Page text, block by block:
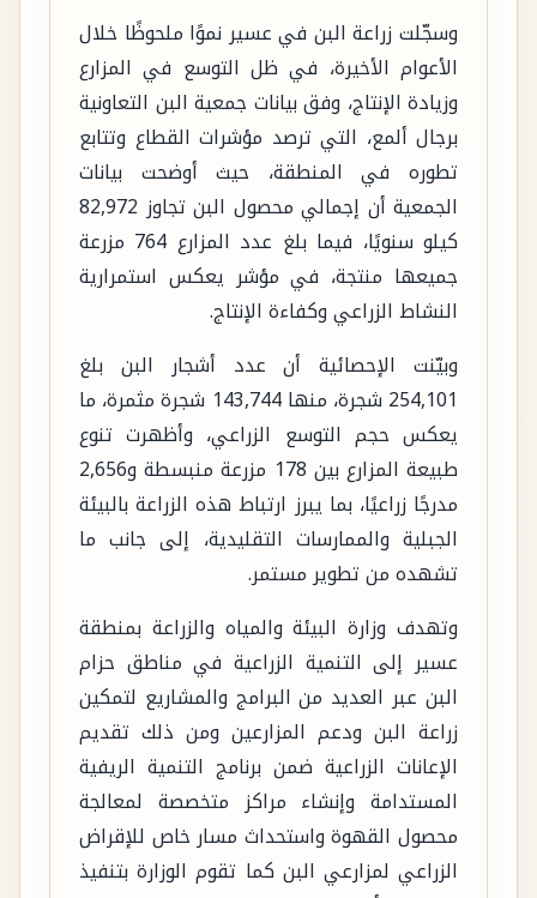
وسجّلت زراعة البن في عسير نموًا ملحوظًا خلال
الأعوام الأخيرة، في ظل التوسع في المزارع
وزيادة الإنتاج، وفق بيانات جمعية البن التعاونية
برجال ألمع، التي ترصد مؤشرات القطاع وتتابع
تطوره في المنطقة، حيث أوضحت بيانات
الجمعية أن إجمالي محصول البن تجاوز 82,972
كيلو سنويًا، فيما بلغ عدد المزارع 764 مزرعة
جميعها منتجة، في مؤشر يعكس استمرارية
النشاط الزراعي وكفاءة الإنتاج.
وبيّنت الإحصائية أن عدد أشجار البن بلغ
254,101 شجرة، منها 143,744 شجرة مثمرة، ما
يعكس حجم التوسع الزراعي، وأظهرت تنوع
طبيعة المزارع بين 178 مزرعة منبسطة و2,656
مدرجًا زراعيًا، بما يبرز ارتباط هذه الزراعة بالبيئة
الجبلية والممارسات التقليدية، إلى جانب ما
تشهده من تطوير مستمر.
وتهدف وزارة البيئة والمياه والزراعة بمنطقة
عسير إلى التنمية الزراعية في مناطق حزام
البن عبر العديد من البرامج والمشاريع لتمكين
زراعة البن ودعم المزارعين ومن ذلك تقديم
الإعانات الزراعية ضمن برنامج التنمية الريفية
المستدامة وإنشاء مراكز متخصصة لمعالجة
محصول القهوة واستحداث مسار خاص للإقراض
الزراعي لمزارعي البن كما تقوم الوزارة بتنفيذ